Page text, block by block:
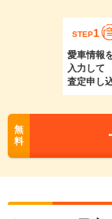
STEP1
愛車情報
入力して
査定申し
無
料